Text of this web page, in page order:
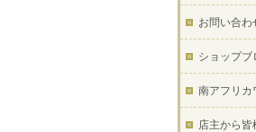
お問い合わ
ショップブ
南アフリカ
店主から皆